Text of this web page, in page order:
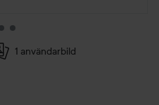
1 användarbild